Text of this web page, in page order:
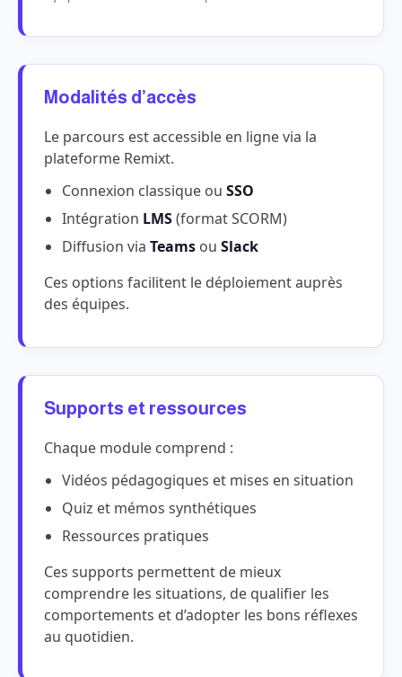
Modalités d’accès
Le parcours est accessible en ligne via la
plateforme Remixt.
Connexion classique ou SSO
Intégration LMS(format SCORM)
Diffusion via Teams ou Slack
Ces options facilitent le déploiement auprès
des équipes.
Supports et ressources
Chaque module comprend :
Vidéos pédagogiques et mises en situation
Quiz et mémos synthétiques
Ressources pratiques
Ces supports permettent de mieux
comprendre les situations, de qualifier les
comportements et d’adopter les bons réflexes
au quotidien.